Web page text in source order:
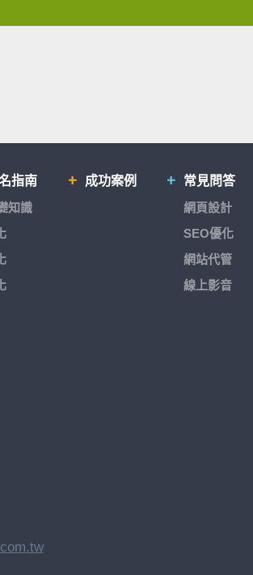
指南
知識
成功案例
常見問答
網頁設計
SEO優化
網站代管
線上影音